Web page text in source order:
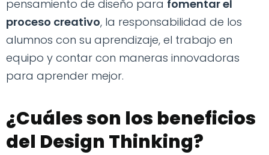
pensamiento de diseño para fomentar el
proceso creativo, la responsabilidad de los
alumnos con su aprendizaje, el trabajo en
equipo y contar con maneras innovadoras
para aprender mejor.
¿Cuáles son los beneficios
del Design Thinking?